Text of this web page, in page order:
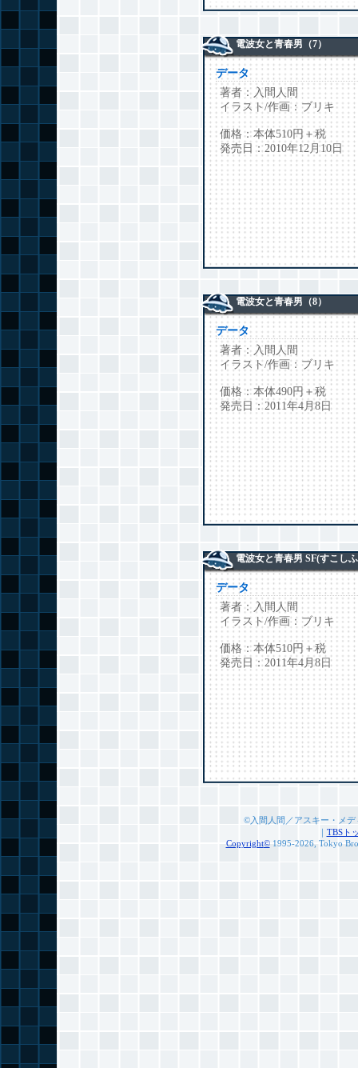
電波女と青春男（7）
データ
著者：入間人間
イラスト/作画：ブリキ
価格：本体510円＋税
発売日：2010年12月10日
電波女と青春男（8）
データ
著者：入間人間
イラスト/作画：ブリキ
価格：本体490円＋税
発売日：2011年4月8日
電波女と青春男 SF(すこし
データ
著者：入間人間
イラスト/作画：ブリキ
価格：本体510円＋税
発売日：2011年4月8日
©入間人間／アスキー・メ
｜ TBSト
Copyright© 1995-2026, Tokyo